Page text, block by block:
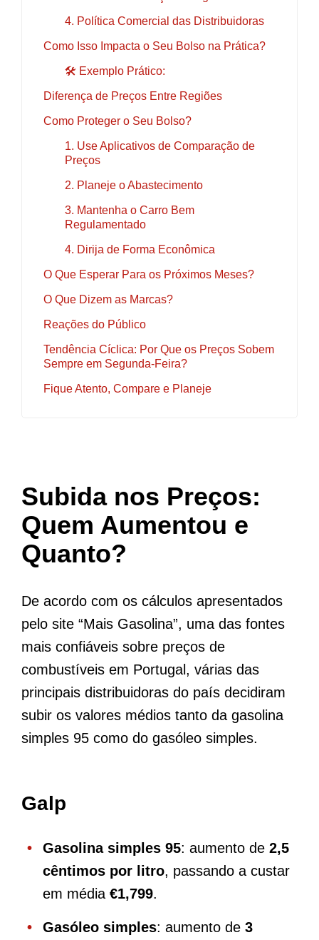
4. Política Comercial das Distribuidoras
Como Isso Impacta o Seu Bolso na Prática?
🛠️ Exemplo Prático:
Diferença de Preços Entre Regiões
Como Proteger o Seu Bolso?
1. Use Aplicativos de Comparação de
Preços
2. Planeje o Abastecimento
3. Mantenha o Carro Bem
Regulamentado
4. Dirija de Forma Econômica
O Que Esperar Para os Próximos Meses?
O Que Dizem as Marcas?
Reações do Público
Tendência Cíclica: Por Que os Preços Sobem
Sempre em Segunda-Feira?
Fique Atento, Compare e Planeje
Subida nos Preços:
Quem Aumentou e
Quanto?
De acordo com os cálculos apresentados
pelo site “Mais Gasolina”, uma das fontes
mais confiáveis sobre preços de
combustíveis em Portugal, várias das
principais distribuidoras do país decidiram
subir os valores médios tanto da gasolina
simples 95 como do gasóleo simples.
Galp
Gasolina simples 95: aumento de 2,5
cêntimos por litro, passando a custar
em média €1,799.
Gasóleo simples: aumento de 3